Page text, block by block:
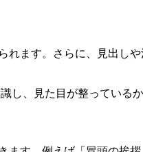
ます。さらに、見出し
、見た目が整っている